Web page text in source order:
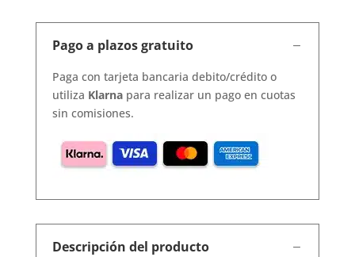
Pago a plazos gratuito
Paga con tarjeta bancaria debito/crédito o
utiliza Klarnapara realizar un pago en cuotas
sin comisiones.
Descripción del producto